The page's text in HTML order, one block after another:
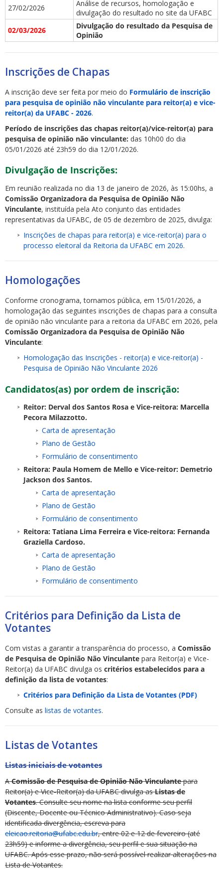
27/02/2026
Análise de recursos, homologação e
divulgação do resultado no site da UFABC
02/03/2026
Divulgação do resultado da Pesquisa de
Opinião
Inscrições de Chapas
A inscrição deve ser feita por meio do Formulário de inscrição
para pesquisa de opinião não vinculante para reitor(a) e vice-
reitor(a) da UFABC - 2026.
Período de inscrições das chapas reitor(a)/vice-reitor(a) para
pesquisa de opinião não vinculante: das 10h00 do dia
05/01/2026 até 23h59 do dia 12/01/2026.
Divulgação de Inscrições:
Em reunião realizada no dia 13 de janeiro de 2026, às 15:00hs, a
Comissão Organizadora da Pesquisa de Opinião Não
Vinculante, instituída pela Ato conjunto das entidades
representativas da UFABC, de 05 de dezembro de 2025, divulga:
Inscrições de chapas para reitor(a) e vice-reitor(a) para o
processo eleitoral da Reitoria da UFABC em 2026.
Homologações
Conforme cronograma, tornamos pública, em 15/01/2026, a
homologação das seguintes inscrições de chapas para a consulta
de opinião não vinculante para a reitoria da UFABC em 2026, pela
Comissão Organizadora da Pesquisa de Opinião Não
Vinculante:
Homologação das Inscrições - reitor(a) e vice-reitor(a) -
Pesquisa de Opinião Não Vinculante 2026
Candidatos(as) por ordem de inscrição:
Reitor: Derval dos Santos Rosa e Vice-reitora: Marcella
Pecora Milazzotto.
Carta de apresentação
Plano de Gestão
Formulário de consentimento
Reitora: Paula Homem de Mello e Vice-reitor: Demetrio
Jackson dos Santos.
Carta de apresentação
Plano de Gestão
Formulário de consentimento
Reitora: Tatiana Lima Ferreira e Vice-reitora: Fernanda
Graziella Cardoso.
Carta de apresentação
Plano de Gestão
Formulário de consentimento
Critérios para Definição da Lista de
Votantes
Com vistas a garantir a transparência do processo, a Comissão
de Pesquisa de Opinião Não Vinculante para Reitor(a) e Vice-
Reitor(a) da UFABC divulga os critérios estabelecidos para a
definição da lista de votantes:
Critérios para Definição da Lista de Votantes (PDF)
Consulte as listas de votantes.
Listas de Votantes
Listas iniciais de votantes
AComissão de Pesquisa de Opinião Não Vinculantepara
Reitor(a) e Vice-Reitor(a) da UFABC divulga asListas de
Votantes. Consulte seu nome na lista conforme seu perfil
(Discente, Docente ou Técnico Administrativo). Caso seja
identificada divergência, escreva para
eleicao.reitoria@ufabc.edu.br, entre 02 e 12 de fevereiro (até
23h59) e informe a divergência, seu perfil e sua situação na
UFABC. Após esse prazo, não será possível realizar alterações na
Lista de Votantes.